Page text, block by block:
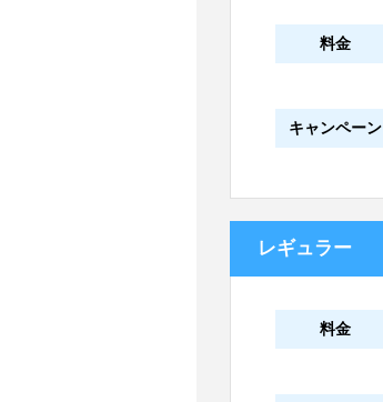
料金
キャンペーン
レギュラー
料金